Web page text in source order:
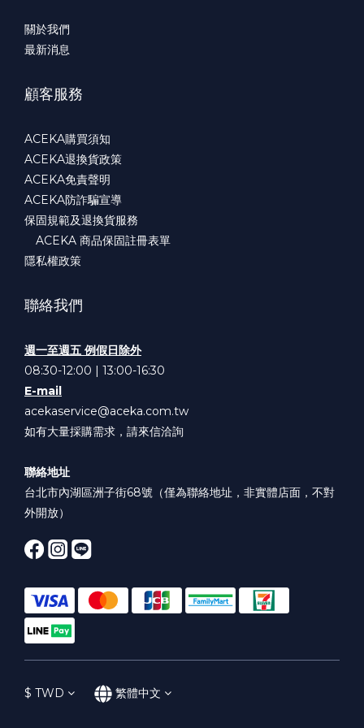
關於我們
最新消息
顧客服務
ACEKA購買須知
ACEKA退換貨政策
ACEKA免責聲明
ACEKA防詐騙宣導
保固規範及退換貨服務
ACEKA 商品保固註冊表單
隱私權政策
聯絡我們
週一至週五 例假日除外
08:30-12:00 | 13:00-16:30
E-mail
acekaservice@aceka.com.tw
如有大量採購需求，請來信洽詢
聯絡地址
台北市內湖區洲子街68號（僅為聯絡地址，非實體店面，不對
外開放）
$ TWD 繁體中文